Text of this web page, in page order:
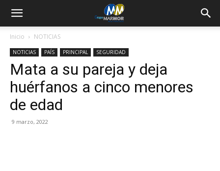
Inicio NOTICIAS
NOTICIAS PAÍS PRINCIPAL SEGURIDAD
Mata a su pareja y deja
huérfanos a cinco menores
de edad
9 marzo, 2022